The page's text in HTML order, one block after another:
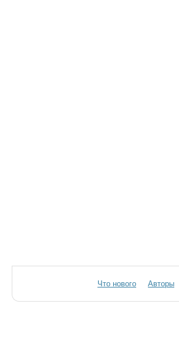
Что нового Авторы